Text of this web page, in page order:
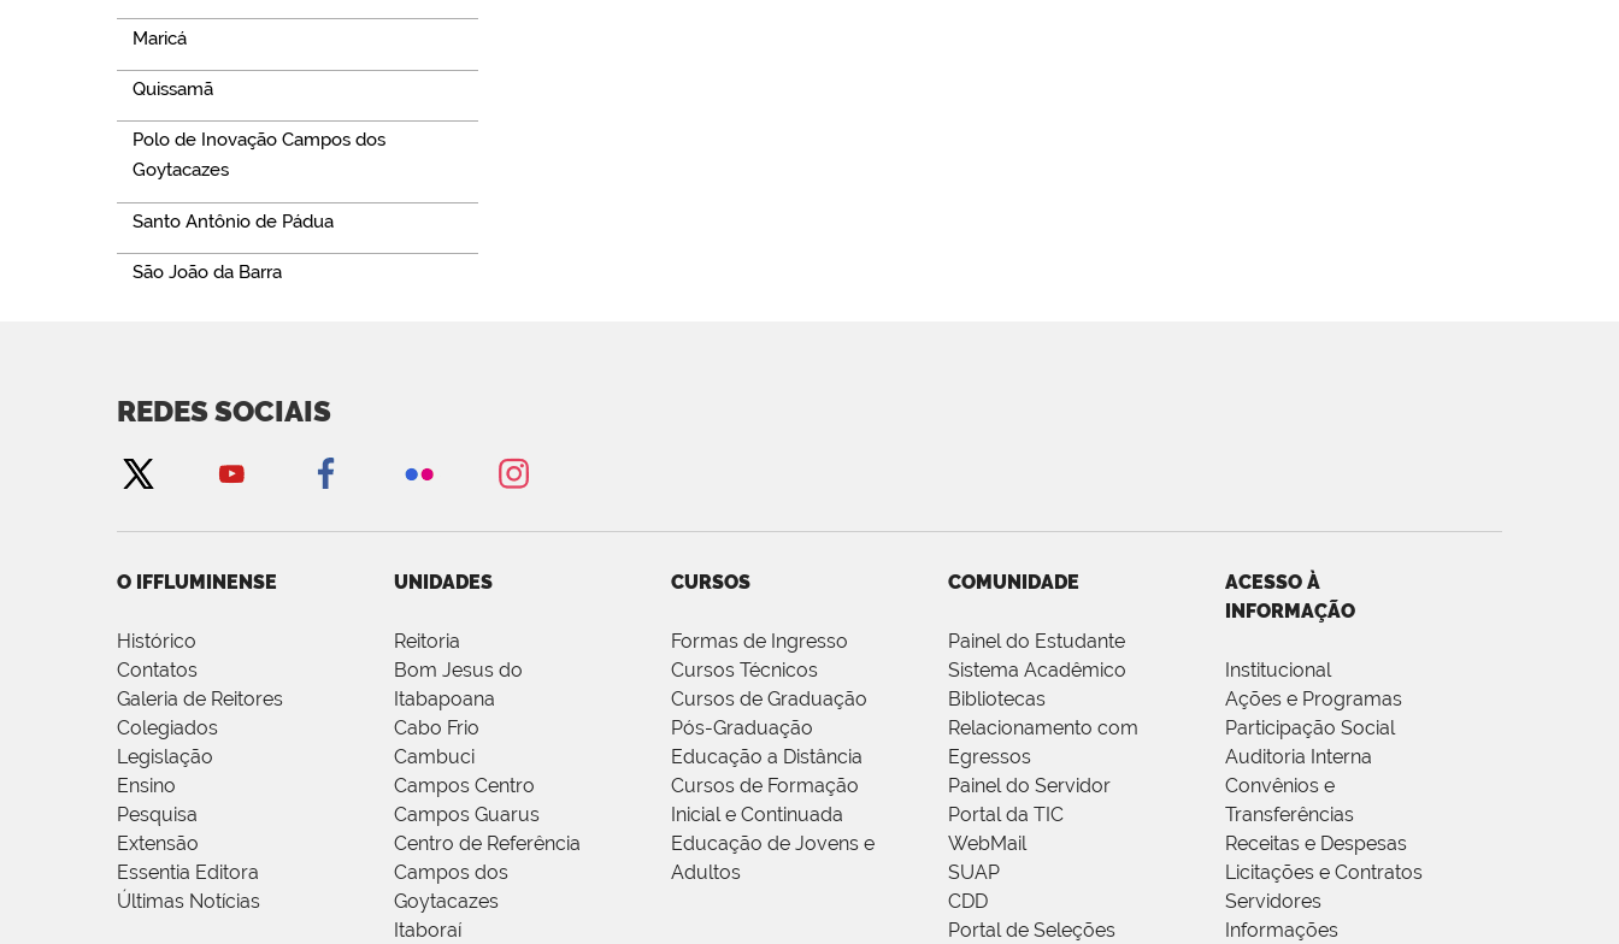
Maricá
Quissamã
Polo de Inovação Campos dos
Goytacazes
Santo Antônio de Pádua
São João da Barra
REDES SOCIAIS
O IFFLUMINENSE
Histórico
Contatos
Galeria de Reitores
Colegiados
Legislação
Ensino
Pesquisa
Extensão
Essentia Editora
Últimas Notícias
UNIDADES
Reitoria
Bom Jesus do
Itabapoana
Cabo Frio
Cambuci
Campos Centro
Campos Guarus
Centro de Referência
Campos dos
Goytacazes
Itaboraí
CURSOS
Formas de Ingresso
Cursos Técnicos
Cursos de Graduação
Pós-Graduação
Educação a Distância
Cursos de Formação
Inicial e Continuada
Educação de Jovens e
Adultos
COMUNIDADE
Painel do Estudante
Sistema Acadêmico
Bibliotecas
Relacionamento com
Egressos
Painel do Servidor
Portal da TIC
WebMail
SUAP
CDD
Portal de Seleções
ACESSO À
INFORMAÇÃO
Institucional
Ações e Programas
Participação Social
Auditoria Interna
Convênios e
Transferências
Receitas e Despesas
Licitações e Contratos
Servidores
Informações